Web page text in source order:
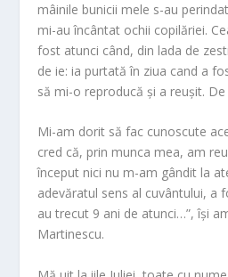
mâinile bunicii mele s-au
mi-au încântat ochii copilăriei.
fost atunci când, din lada de
de ie: ia purtată în ziua cand a
să mi-o reproducă și a reușit.
Mi-am dorit să fac cunoscute
cred că, prin munca mea, am
început nici nu m-am gândit la
adevăratul sens al cuvântului, a
au trecut 9 ani de atunci…”, își
Martinescu.